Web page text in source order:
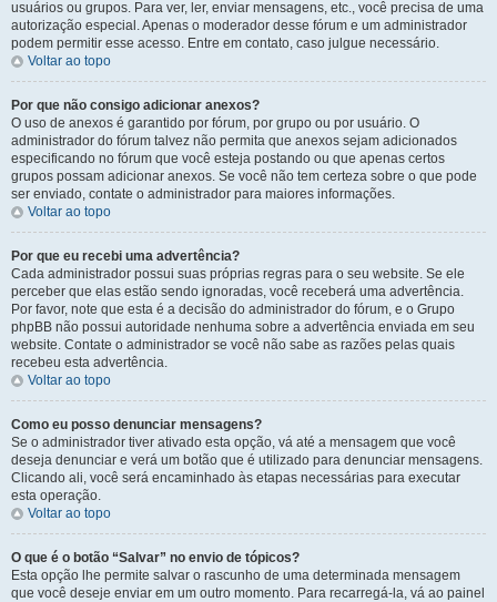
usuários ou grupos. Para ver, ler, enviar mensagens, etc., você precisa de uma
autorização especial. Apenas o moderador desse fórum e um administrador
podem permitir esse acesso. Entre em contato, caso julgue necessário.
Voltar ao topo
Por que não consigo adicionar anexos?
O uso de anexos é garantido por fórum, por grupo ou por usuário. O
administrador do fórum talvez não permita que anexos sejam adicionados
especificando no fórum que você esteja postando ou que apenas certos
grupos possam adicionar anexos. Se você não tem certeza sobre o que pode
ser enviado, contate o administrador para maiores informações.
Voltar ao topo
Por que eu recebi uma advertência?
Cada administrador possui suas próprias regras para o seu website. Se ele
perceber que elas estão sendo ignoradas, você receberá uma advertência.
Por favor, note que esta é a decisão do administrador do fórum, e o Grupo
phpBB não possui autoridade nenhuma sobre a advertência enviada em seu
website. Contate o administrador se você não sabe as razões pelas quais
recebeu esta advertência.
Voltar ao topo
Como eu posso denunciar mensagens?
Se o administrador tiver ativado esta opção, vá até a mensagem que você
deseja denunciar e verá um botão que é utilizado para denunciar mensagens.
Clicando ali, você será encaminhado às etapas necessárias para executar
esta operação.
Voltar ao topo
O que é o botão “Salvar” no envio de tópicos?
Esta opção lhe permite salvar o rascunho de uma determinada mensagem
que você deseje enviar em um outro momento. Para recarregá-la, vá ao painel